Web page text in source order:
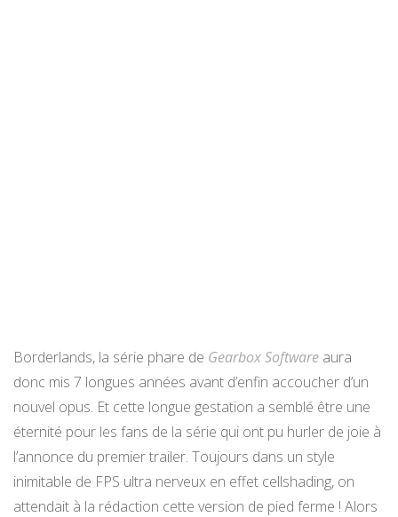
Borderlands, la série phare de Gearbox Software aura
donc mis 7 longues années avant d’enfin accoucher d’un
nouvel opus. Et cette longue gestation a semblé être une
éternité pour les fans de la série qui ont pu hurler de joie à
l’annonce du premier trailer. Toujours dans un style
inimitable de FPS ultra nerveux en effet cellshading, on
attendait à la rédaction cette version de pied ferme ! Alors